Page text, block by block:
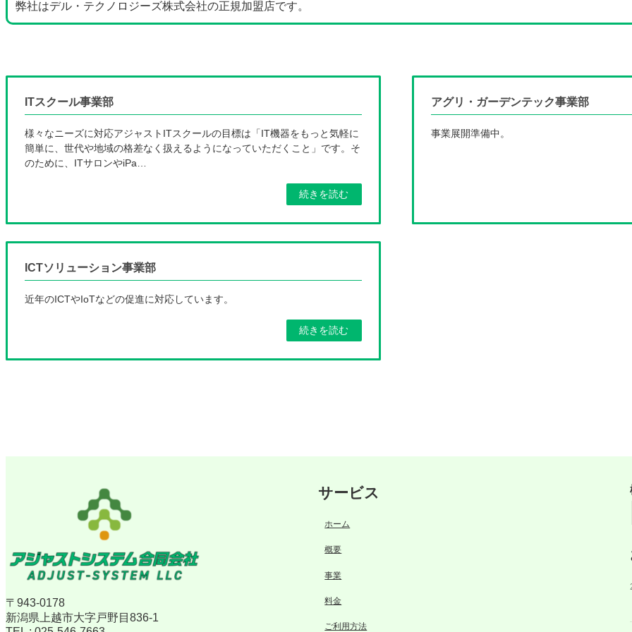
弊社はデル・テクノロジーズ株式会社の正規加盟店です。
ITスクール事業部
様々なニーズに対応アジャストITスクールの目標は「IT機器をもっと気軽に
簡単に、世代や地域の格差なく扱えるようになっていただくこと」です。そ
のために、ITサロンやiPa…
続きを読む
アグリ・ガーデンテック事業部
事業展開準備中。
ICTソリューション事業部
近年のICTやIoTなどの促進に対応しています。
続きを読む
〒943-0178
新潟県上越市大字戸野目836-1
サービス
ホーム
概要
事業
料金
ご利用方法